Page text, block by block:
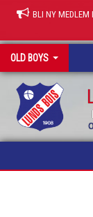
BLI NY MEDLEM
OLD BOYS